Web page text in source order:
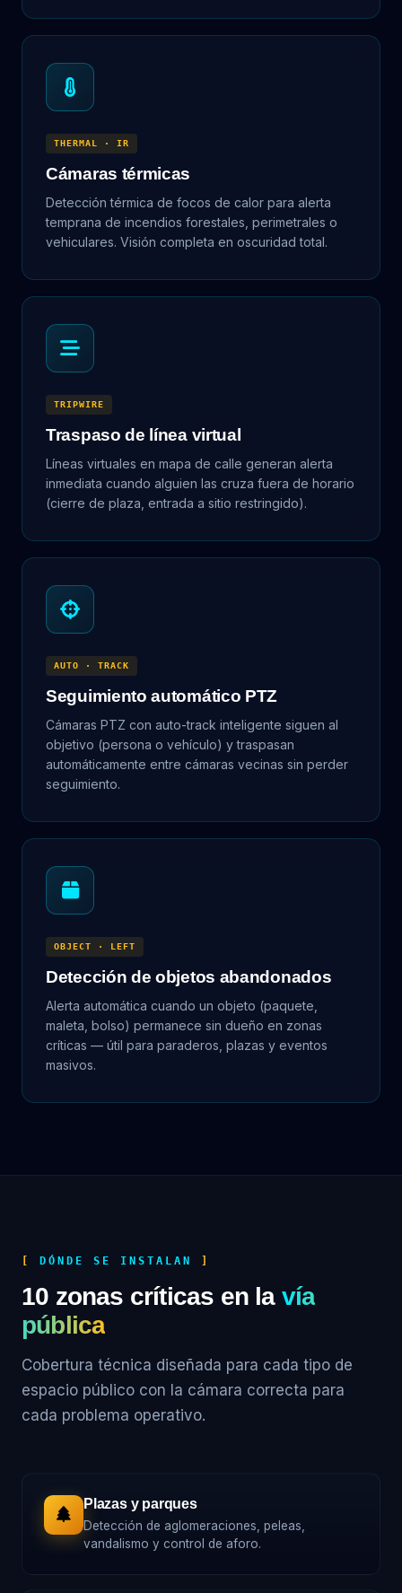
THERMAL · IR
Cámaras térmicas
Detección térmica de focos de calor para alerta
temprana de incendios forestales, perimetrales o
vehiculares. Visión completa en oscuridad total.
TRIPWIRE
Traspaso de línea virtual
Líneas virtuales en mapa de calle generan alerta
inmediata cuando alguien las cruza fuera de horario
(cierre de plaza, entrada a sitio restringido).
AUTO · TRACK
Seguimiento automático PTZ
Cámaras PTZ con auto-track inteligente siguen al
objetivo (persona o vehículo) y traspasan
automáticamente entre cámaras vecinas sin perder
seguimiento.
OBJECT · LEFT
Detección de objetos abandonados
Alerta automática cuando un objeto (paquete,
maleta, bolso) permanece sin dueño en zonas
críticas — útil para paraderos, plazas y eventos
masivos.
DÓNDE SE INSTALAN
10 zonas críticas en la vía
pública
Cobertura técnica diseñada para cada tipo de
espacio público con la cámara correcta para
cada problema operativo.
Plazas y parques
Detección de aglomeraciones, peleas,
vandalismo y control de aforo.